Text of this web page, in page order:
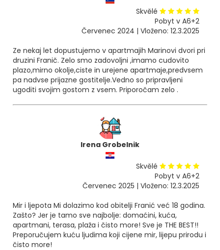
Skvělé
Pobyt v A6+2
Červenec 2024 | Vloženo: 12.3.2025
Ze nekaj let dopustujemo v apartmajih Marinovi dvori pri
druzini Franič. Zelo smo zadovoljni ,imamo cudovito
plazo,mirno okolje,ciste in urejene apartmaje,predvsem
pa nadvse prijazne gostitelje.Vedno so pripravljeni
ugoditi svojim gostom z vsem. Priporočam zelo .
Irena Grobelnik
Skvělé
Pobyt v A6+2
Červenec 2025 | Vloženo: 12.3.2025
Mir i ljepota Mi dolazimo kod obitelji Franić već 18 godina.
Zašto? Jer je tamo sve najbolje: domaćini, kuća,
apartmani, terasa, plaža i čisto more! Sve je THE BEST!!
Preporučujem kuću ljudima koji cijene mir, lijepu prirodu i
čisto more!